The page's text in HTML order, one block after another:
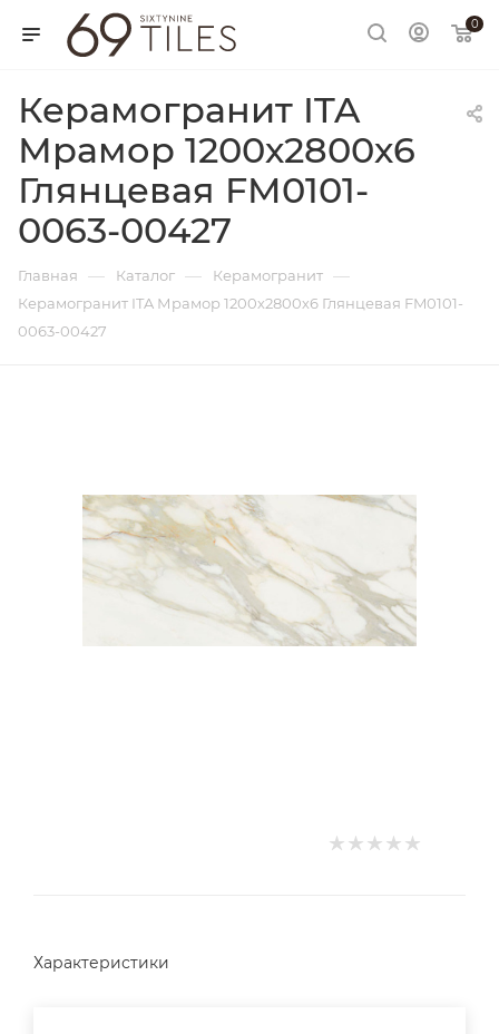
0
Керамогранит ITA
Мрамор 1200х2800х6
Глянцевая FM0101-
0063-00427
Главная — Каталог — Керамогранит —
Керамогранит ITA Мрамор 1200х2800х6 Глянцевая FM0101-
0063-00427
Характеристики